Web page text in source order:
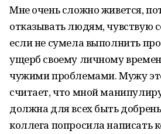
Мне очень сложно живется,
отказывать людям, чувствую
если не сумела выполнить
ущерб своему личному
чужими проблемами. Мужу
считает, что мной
должна для всех быть
коллега попросила написать